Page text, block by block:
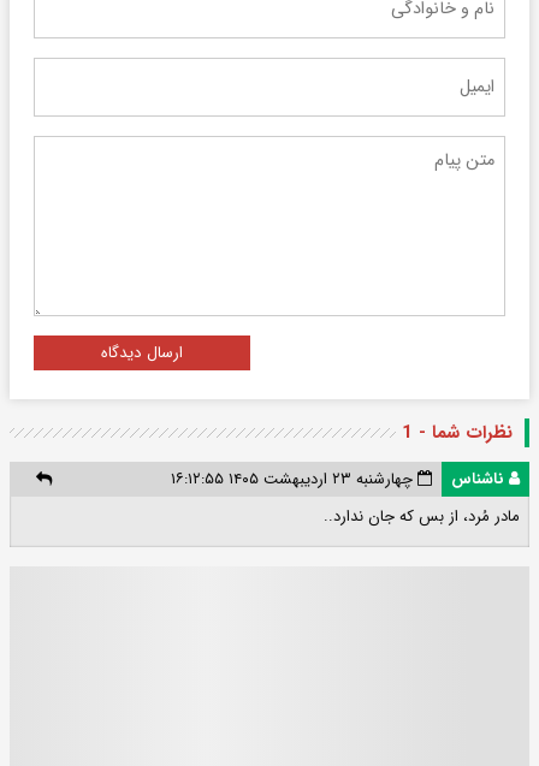
ارسال دیدگاه
نظرات شما - 1
ناشناس
چهارشنبه ۲۳ اردیبهشت ۱۴۰۵ ۱۶:۱۲:۵۵
مادر مُرد، از بس که جان ندارد..‌